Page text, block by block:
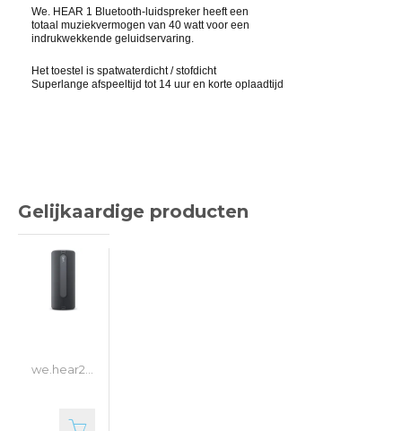
We. HEAR 1 Bluetooth-luidspreker heeft een
totaal muziekvermogen van 40 watt voor een
indrukwekkende geluidservaring.
Het toestel is spatwaterdicht /stofdicht
Superlange afspeeltijd tot 14 uur en korte oplaadtijd
Gelijkaardige producten